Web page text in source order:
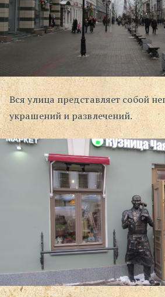
Вся улица представляет собой
украшений и развлечений.